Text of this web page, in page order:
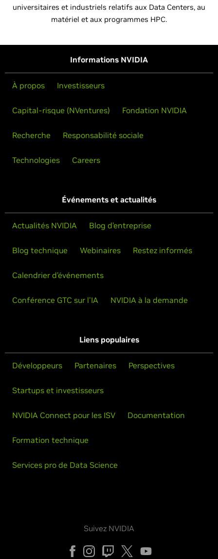
universitaires et industriels relatifs aux Data Centers, au
matériel et aux programmes HPC.
Informations NVIDIA
À propos Investisseurs
Capital-risque (NVentures) Fondation NVIDIA
Recherche Responsabilité sociale
Technologies Careers
Événements et actualités
Actualités NVIDIA Blog d’entreprise
Blog technique Webinaires Restez informés
Calendrier d’événements
Conférence GTC sur l'IA NVIDIA à la demande
Liens populaires
Développeurs Partenaires Perspectives
Startups et investisseurs
NVIDIA Connect pour les ISV Documentation
Formation technique
Services pro de Data Science
Suivez NVIDIA